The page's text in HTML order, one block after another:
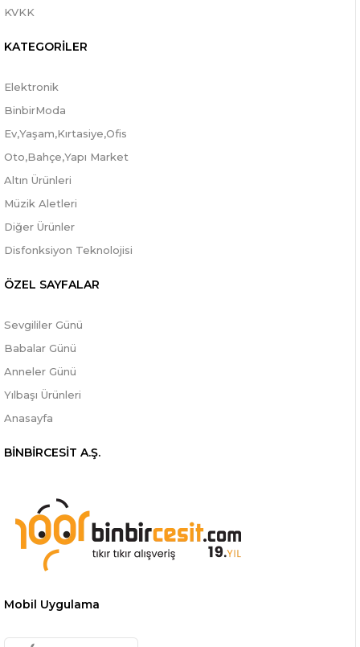
KVKK
KATEGORİLER
Elektronik
BinbirModa
Ev,Yaşam,Kırtasiye,Ofis
Oto,Bahçe,Yapı Market
Altın Ürünleri
Müzik Aletleri
Diğer Ürünler
Disfonksiyon Teknolojisi
ÖZEL SAYFALAR
Sevgililer Günü
Babalar Günü
Anneler Günü
Yılbaşı Ürünleri
Anasayfa
BİNBİRCESİT A.Ş.
Mobil Uygulama